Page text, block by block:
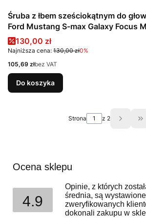
Śruba z łbem sześciokątnym do
Ford Mustang S-max Galaxy Focus
Cena promocyjna
130,00 zł
Najniższa cena: 130,00 zł0%
Cena
105,69 złbez VAT
Do koszyka
Strona z 2
Ocena sklepu
4.9
Opinie, z których
średnia, są
zweryfikowanych
dokonali zakupu w